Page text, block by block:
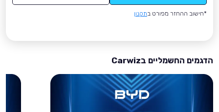
*חישוב ההחזר מפורט בתקנון
הדגמים החשמליים בCarwiz